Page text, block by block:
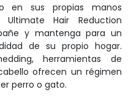
en sus propias manos
Ultimate Hair Reduction
y mantenga para un
de su propio hogar.
herramientas de
ofrecen un régimen
perro o gato.